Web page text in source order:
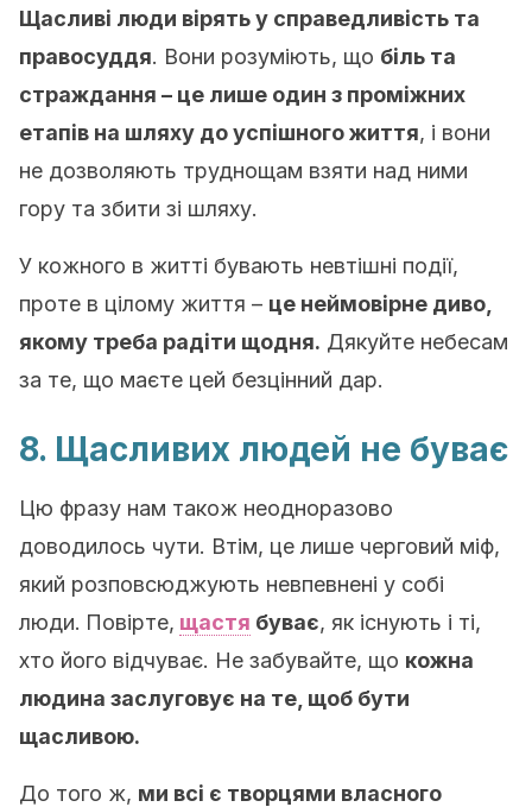
Щасливі люди вірять у справедливість та
правосуддя. Вони розуміють, що біль та
страждання – це лише один з проміжних
етапів на шляху до успішного життя, і вони
не дозволяють труднощам взяти над ними
гору та збити зі шляху.
У кожного в житті бувають невтішні події,
проте в цілому життя – це неймовірне диво,
якому треба радіти щодня. Дякуйте небесам
за те, що маєте цей безцінний дар.
8. Щасливих людей не буває
Цю фразу нам також неодноразово
доводилось чути. Втім, це лише черговий міф,
який розповсюджують невпевнені у собі
люди. Повірте, щастя буває, як існують і ті,
хто його відчуває. Не забувайте, що кожна
людина заслуговує на те, щоб бути
щасливою.
До того ж, ми всі є творцями власного